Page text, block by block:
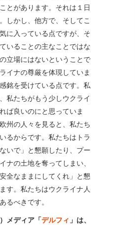
とがあります。それは１日
しかし、他方で、そしてこ
に入っている点ですが、そ
いることの主なことではな
立場にはないということで
イナの尊厳を体現していま
銘を受けている点です。私
私たちがもう少しウクライ
ば良いのにと思っていま
州の人々を見ると、私たち
るからです。私たちはトラ
いで」と懇願したり、プー
ナの土地を奪ってしまい、
全なままにしてくれ」と懇
す。私たちはウクライナ人
るべきです。
メディア「デルフィ 」は、